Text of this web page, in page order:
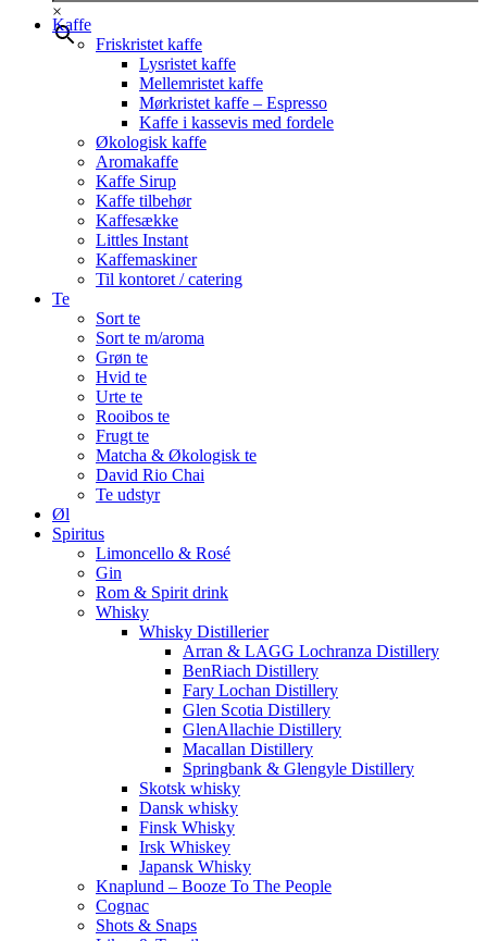
×
Kaffe
Friskristet kaffe
Lysristet kaffe
Mellemristet kaffe
Mørkristet kaffe – Espresso
Kaffe i kassevis med fordele
Økologisk kaffe
Aromakaffe
Kaffe Sirup
Kaffe tilbehør
Kaffesække
Littles Instant
Kaffemaskiner
Til kontoret / catering
Te
Sort te
Sort te m/aroma
Grøn te
Hvid te
Urte te
Rooibos te
Frugt te
Matcha & Økologisk te
David Rio Chai
Te udstyr
Øl
Spiritus
Limoncello & Rosé
Gin
Rom & Spirit drink
Whisky
Whisky Distillerier
Arran & LAGG Lochranza Distillery
BenRiach Distillery
Fary Lochan Distillery
Glen Scotia Distillery
GlenAllachie Distillery
Macallan Distillery
Springbank & Glengyle Distillery
Skotsk whisky
Dansk whisky
Finsk Whisky
Irsk Whiskey
Japansk Whisky
Knaplund – Booze To The People
Cognac
Shots & Snaps